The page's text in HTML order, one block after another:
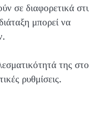
σε διαφορετικά
μπορεί να
της στο
ρυθμίσεις.